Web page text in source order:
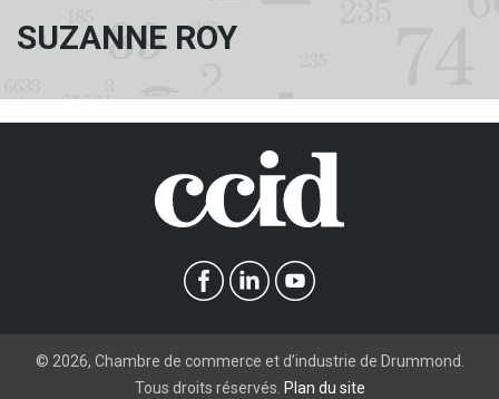
SUZANNE ROY
© 2026, Chambre de commerce et d’industrie de Drummond.
Tous droits réservés. Plan du site